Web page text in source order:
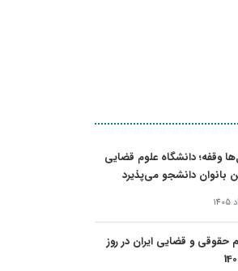
وقفه؛ دانشگاه علوم قضایی
بانوان دانشجو می‌پذیرد
حقوقی و قضایی ایران در روز